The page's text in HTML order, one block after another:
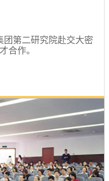
团第二研究院赴交大密
合作。